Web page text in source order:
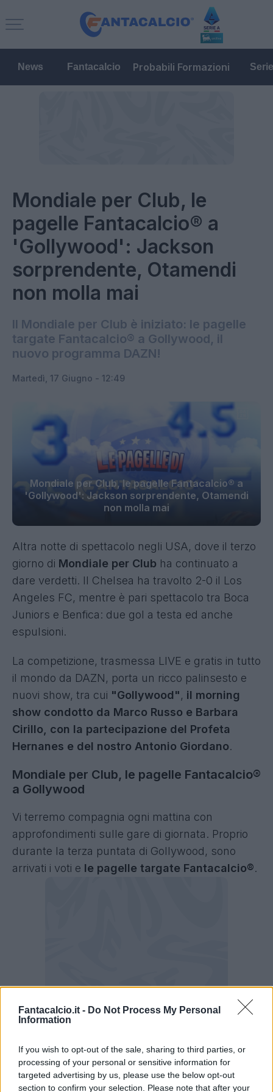
Fantacalcio.it - Do Not Process My Personal
Information
If you wish to opt-out of the sale, sharing to third parties, or
processing of your personal or sensitive information for
targeted advertising by us, please use the below opt-out
section to confirm your selection. Please note that after your
News Fantacalcio Probabili Formazioni
Mondiale per Club, le
pagelle Fantacalcio® a
'Gollywood': Jackson
sorprendente, Otamendi
non molla mai
Il Mondiale per Club è iniziato: le pagelle
targate Fantacalcio® a Gollywood, il
nuovo programma DAZN!
Martedì, 17 Giugno - 12:49
Mondiale per Club, le pagelle Fantacalcio® a
'Gollywood': Jackson sorprendente, Otamendi
non molla mai
Altra notte di spettacolo negli USA, dove il terzo
giorno di Mondiale per Club ha continuato a
dare verdetti. Il Chelsea ha travolto 2-0 il Los
Angeles FC, mentre è pari spettacolo tra Boca
Juniors e Benfica: due gol a testa ed anche
espulsioni.
La competizione, trasmessa LIVE e gratis in tutto
il mondo da DAZN, porta un ricco palinsesto e
nuovi show, tra cui "Gollywood", il morning
show condotto da Marco Russo e Barbara
Cirillo, con la partecipazione del Profeta
Hernanes e del nostro Antonio Giordano.
Mondiale per Club, le pagelle Fantacalcio®
a Gollywood
Vi terremo compagnia ogni mattina con
approfondimenti sulle gare di giornata. Proprio
durante la terza puntata di Gollywood, sono
arrivati i voti e le pagelle targate Fantacalcio®.
Antonio Giordano:"Delap non poteva
esordire meglio di così. Si dimostra subito
pronto per questa maglia. Dimostra di essere